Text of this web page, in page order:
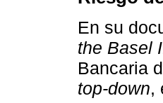
En su
the Basel
Bancaria
top-down,